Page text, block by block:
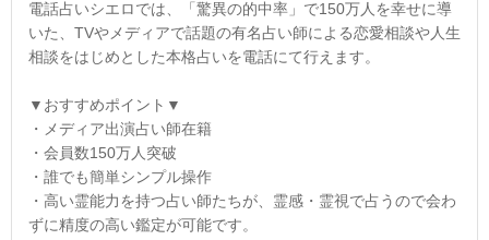
電話占いシエロでは、「驚異の的中率」で150万人を幸せに導
いた、TVやメディアで話題の有名占い師による恋愛相談や人生
相談をはじめとした本格占いを電話にて行えます。
▼おすすめポイント▼
・メディア出演占い師在籍
・会員数150万人突破
・誰でも簡単シンプル操作
・高い霊能力を持つ占い師たちが、霊感・霊視で占うので会わ
ずに精度の高い鑑定が可能です。